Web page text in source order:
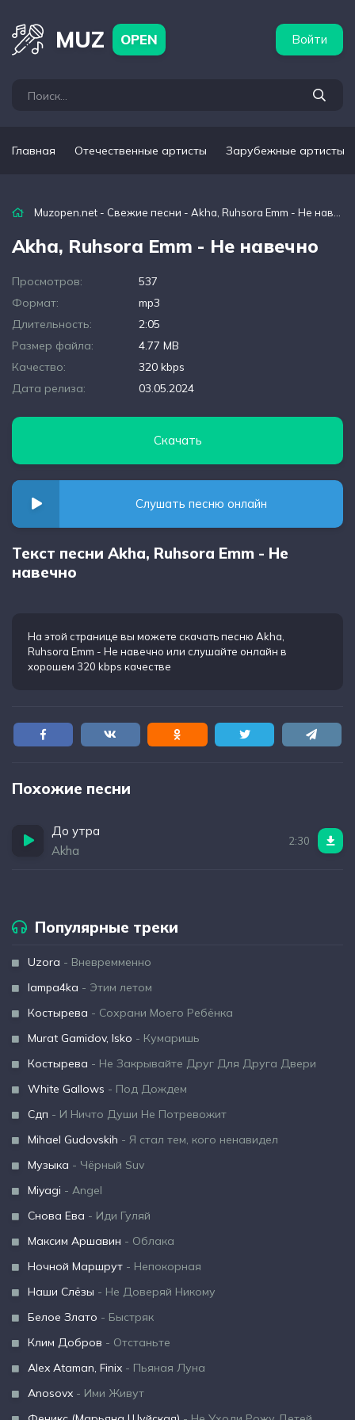
MUZ OPEN Войти
Главная Отечественные артисты Зарубежные артисты
Muzopen.net - Свежие песни - Akha, Ruhsora Emm - Не навечно
Akha, Ruhsora Emm - Не навечно
Просмотров:
537
Формат:
mp3
Длительность:
2:05
Размер файла:
4.77 MB
Качество:
320 kbps
Дата релиза:
03.05.2024
Скачать
Слушать песню онлайн
Текст песни Akha, Ruhsora Emm - Не
навечно
На этой странице вы можете скачать песню Akha,
Ruhsora Emm - Не навечно или слушайте онлайн в
хорошем 320 kbps качестве
Похожие песни
До утра
Akha
2:30
Популярные треки
Uzora - Вневремменно
lampa4ka - Этим летом
Костырева - Сохрани Моего Ребёнка
Murat Gamidov, Isko - Кумаришь
Костырева - Не Закрывайте Друг Для Друга Двери
White Gallows - Под Дождем
Сдп - И Ничто Души Не Потревожит
Mihael Gudovskih - Я стал тем, кого ненавидел
Музыка - Чёрный Suv
Miyagi - Angel
Снова Ева - Иди Гуляй
Максим Аршавин - Облака
Ночной Маршрут - Непокорная
Наши Слёзы - Не Доверяй Никому
Белое Злато - Быстряк
Клим Добров - Отстаньте
Alex Ataman, Finix - Пьяная Луна
Anosovx - Ими Живут
артисты Популярные подборки